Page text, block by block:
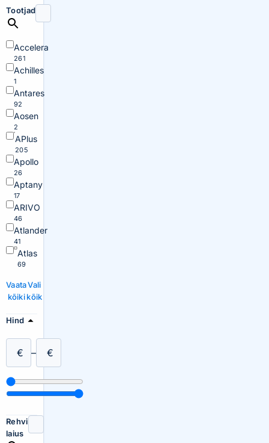
Tootjad
Accelera
261
Achilles
1
Antares
92
Aosen
2
APlus
205
Apollo
26
Aptany
17
ARIVO
46
Atlander
41
Atlas
69
Vaata
kõiki
Vali
kõik
Hind
€ – €
Rehvi
laius